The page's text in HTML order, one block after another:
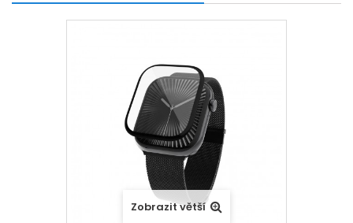
Zobrazit větší